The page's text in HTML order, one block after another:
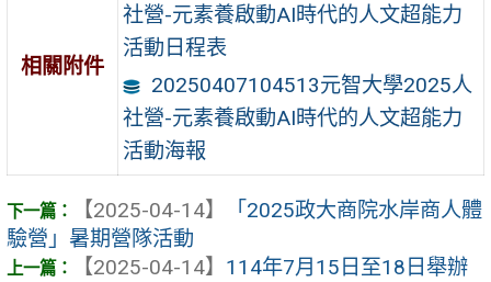
相關附件
社營-元素養啟動AI時代的人文超能力
活動日程表
20250407104513元智大學2025人
社營-元素養啟動AI時代的人文超能力
活動海報
【2025-04-14】
「2025政大商院水岸商人體
驗營」暑期營隊活動
【2025-04-14】 114年7月15日至18日舉辦